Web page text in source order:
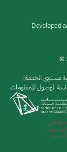
Developed
مستوى الخدمة
الوصول للمعلومات